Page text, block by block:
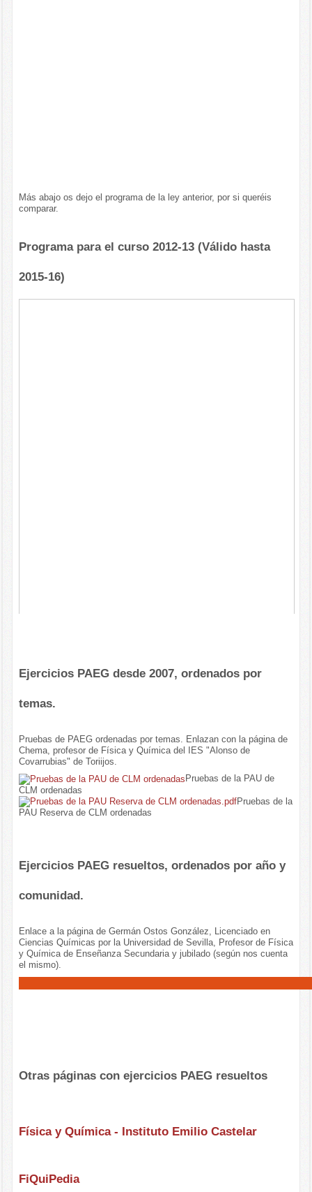
Más abajo os dejo el programa de la ley anterior, por si queréis
comparar.
Programa para el curso 2012-13 (Válido hasta
2015-16)
Ejercicios PAEG desde 2007, ordenados por
temas.
Pruebas de PAEG ordenadas por temas. Enlazan con la página de
Chema, profesor de Física y Química del IES "Alonso de
Covarrubias" de Toriijos.
Pruebas de la PAU de
CLM ordenadas
Pruebas de la
PAU Reserva de CLM ordenadas
Ejercicios PAEG resueltos, ordenados por año y
comunidad.
Enlace a la página de Germán Ostos González, Licenciado en
Ciencias Químicas por la Universidad de Sevilla, Profesor de Física
y Química de Enseñanza Secundaria y jubilado (según nos cuenta
el mismo).
Otras páginas con ejercicios PAEG resueltos
Física y Química - Instituto Emilio Castelar
FiQuiPedia